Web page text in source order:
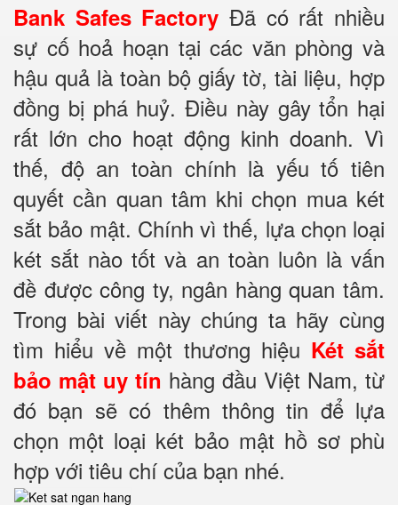
Bank Safes Factory Đã có rất nhiều
sự cố hoả hoạn tại các văn phòng và
hậu quả là toàn bộ giấy tờ, tài liệu, hợp
đồng bị phá huỷ. Điều này gây tổn hại
rất lớn cho hoạt động kinh doanh. Vì
thế, độ an toàn chính là yếu tố tiên
quyết cần quan tâm khi chọn mua két
sắt bảo mật. Chính vì thế, lựa chọn loại
két sắt nào tốt và an toàn luôn là vấn
đề được công ty, ngân hàng quan tâm.
Trong bài viết này chúng ta hãy cùng
tìm hiểu về một thương hiệu Két sắt
bảo mật uy tín hàng đầu Việt Nam, từ
đó bạn sẽ có thêm thông tin để lựa
chọn một loại két bảo mật hồ sơ phù
hợp với tiêu chí của bạn nhé.